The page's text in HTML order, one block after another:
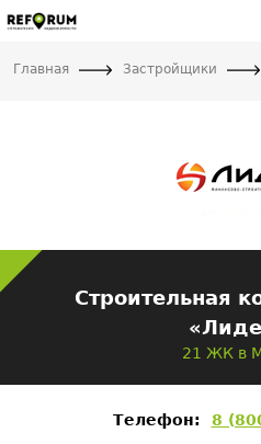
Главная Застройщики
Строительная
21 ЖК в
Телефон: 8